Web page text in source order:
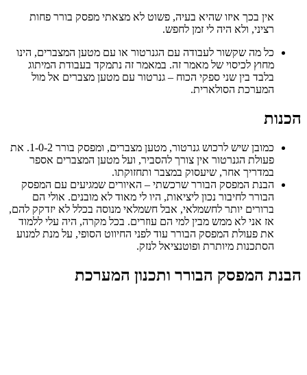
אין בכך איזו שהיא בעיה, פשוט לא מצאתי מפסק בורר פחות
רציני, ולא היה לי זמן לחפש.
כל מה שקשור לעבודה עם הגנרטור או עם מטען המצברים, הינו
מחוץ לכיסוי של מאמר זה. במאמר זה נתמקד בעבודת המיתוג
בלבד בין שני ספקי הכוח – גנרטור עם מטען מצברים אל מול
המערכת הסולארית.
הכנות
כמובן שיש לרכוש גנרטור, מטען מצברים, ומפסק בורר 1-0-2. את
פעולת הגנרטור אין צורך להסביר, ועל מטען המצברים אספר
במדריך אחר, שיעסוק במצבר ותחזוקתו.
הבנת המפסק הבורר שרכשתי – האיורים שמגיעים עם המפסק
הבורר לחיבור נכון ליציאות, היו לי מאוד לא מובנים. אולי הם
ברורים יותר לחשמלאי, אבל חשמלאי מנוסה בכלל לא יזדקק להם,
אז אני לא ממש מבין למי הם עוזרים. בכל מקרה, היה עלי ללמוד
את פעולת המפסק הבורר עוד לפני החיווט הסופי, על מנת למנוע
הסתכנות מיותרת ופוטנציאל לנזק.
הבנת המפסק הבורר ותכנון המערכת